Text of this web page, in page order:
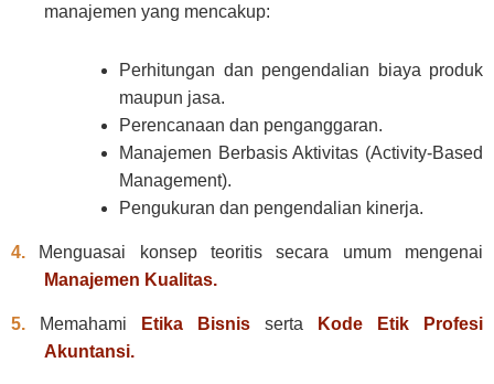
manajemen yang mencakup:
Perhitungan dan pengendalian biaya produk
maupun jasa.
Perencanaan dan penganggaran.
Manajemen Berbasis Aktivitas (Activity-Based
Management).
Pengukuran dan pengendalian kinerja.
4. Menguasai konsep teoritis secara umum mengenai
Manajemen Kualitas.
5. Memahami Etika Bisnis serta
Kode Etik Profesi
Akuntansi.